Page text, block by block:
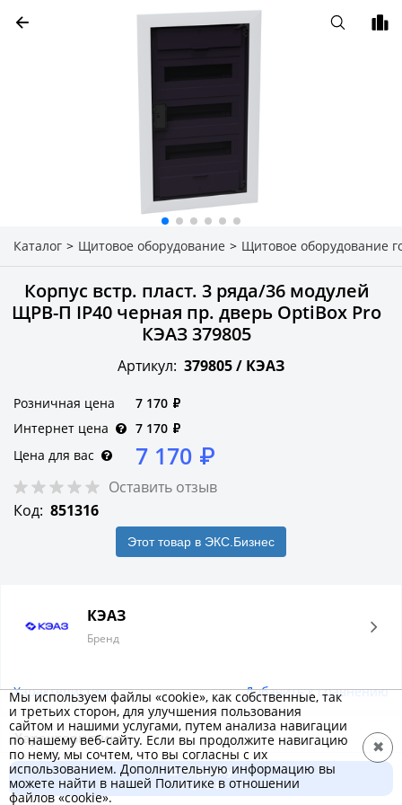
Каталог > Щитовое оборудование > Щитовое оборудование
Корпус встр. пласт. 3 ряда/36 модулей
ЩРВ-П IP40 черная пр. дверь OptiBox Pro
КЭАЗ 379805
Артикул: 379805 / КЭАЗ
Розничная цена 7 170 ₽
Интернет цена
7 170 ₽
Цена для вас
7 170 ₽
Оставить отзыв
Код: 851316
Этот товар в ЭКС.Бизнес
КЭАЗ
Бренд
Характеристики Добавить к сравнению
Характеристики
Основные
В корзину
7 170 ₽
Мы используем файлы «cookie», как собственные, так
и третьих сторон, для улучшения пользования
сайтом и нашими услугами, путем анализа навигации
по нашему веб-сайту. Если вы продолжите навигацию
по нему, мы сочтем, что вы согласны с их
использованием. Дополнительную информацию вы
можете найти в нашей Политике в отношении
файлов «cookie».
✖